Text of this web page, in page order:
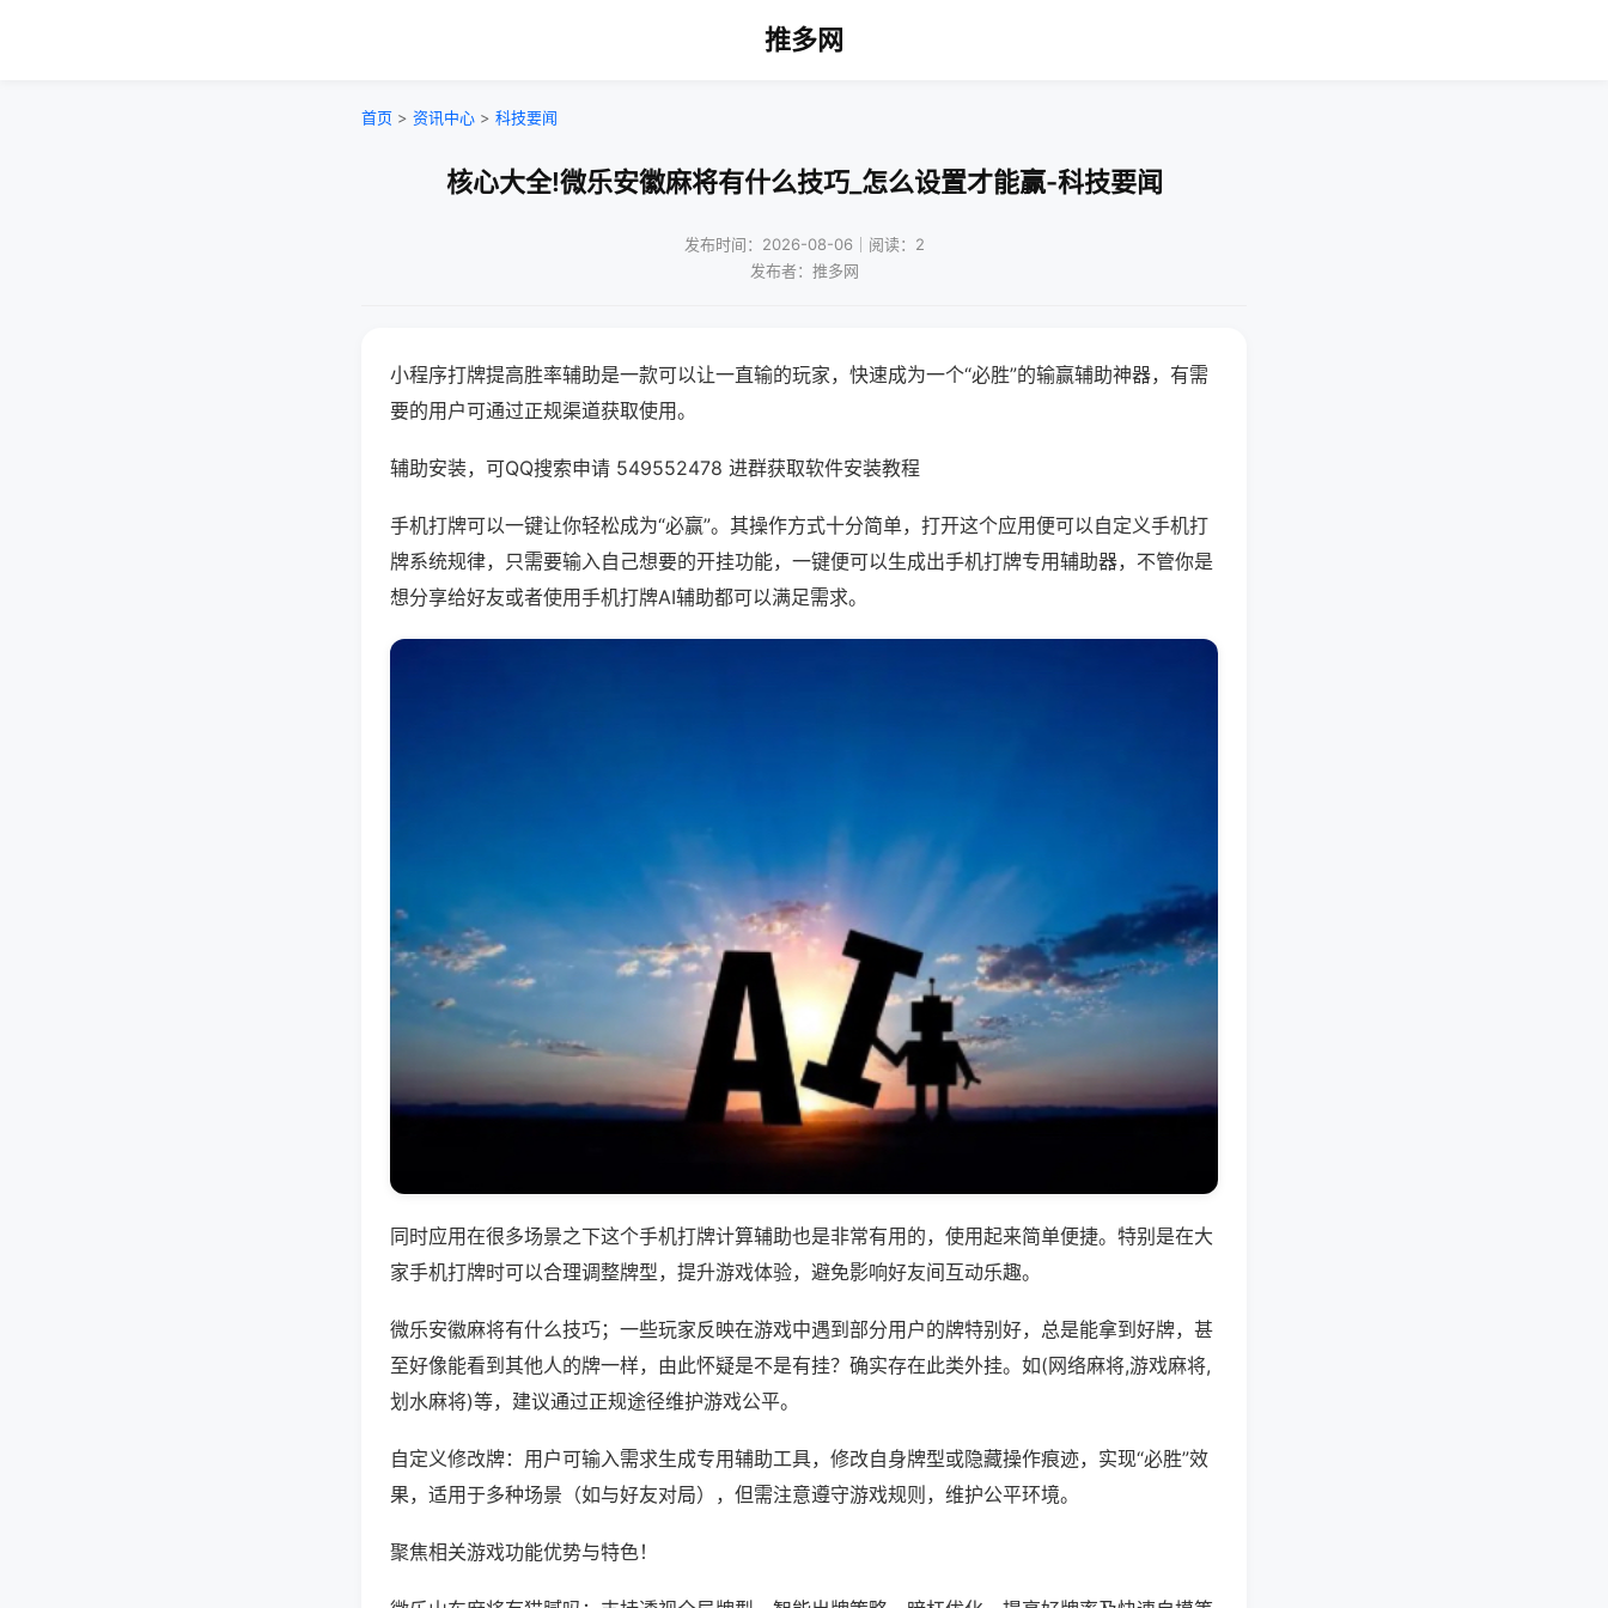
推多网
首页 > 资讯中心 > 科技要闻
核心大全!微乐安徽麻将有什么技巧_怎么设置才能赢-科技要闻
发布时间：2026-08-06｜阅读：2
发布者：推多网
小程序打牌提高胜率辅助是一款可以让一直输的玩家，快速成为一个“必胜”的输赢辅助神器，有需
要的用户可通过正规渠道获取使用。
辅助安装，可QQ搜索申请 549552478 进群获取软件安装教程
手机打牌可以一键让你轻松成为“必赢”。其操作方式十分简单，打开这个应用便可以自定义手机打
牌系统规律，只需要输入自己想要的开挂功能，一键便可以生成出手机打牌专用辅助器，不管你是
想分享给好友或者使用手机打牌AI辅助都可以满足需求。
同时应用在很多场景之下这个手机打牌计算辅助也是非常有用的，使用起来简单便捷。特别是在大
家手机打牌时可以合理调整牌型，提升游戏体验，避免影响好友间互动乐趣。
微乐安徽麻将有什么技巧；一些玩家反映在游戏中遇到部分用户的牌特别好，总是能拿到好牌，甚
至好像能看到其他人的牌一样，由此怀疑是不是有挂？确实存在此类外挂。如(网络麻将,游戏麻将,
划水麻将)等，建议通过正规途径维护游戏公平。
自定义修改牌：用户可输入需求生成专用辅助工具，修改自身牌型或隐藏操作痕迹，实现“必胜”效
果，适用于多种场景（如与好友对局），但需注意遵守游戏规则，维护公平环境。
聚焦相关游戏功能优势与特色！